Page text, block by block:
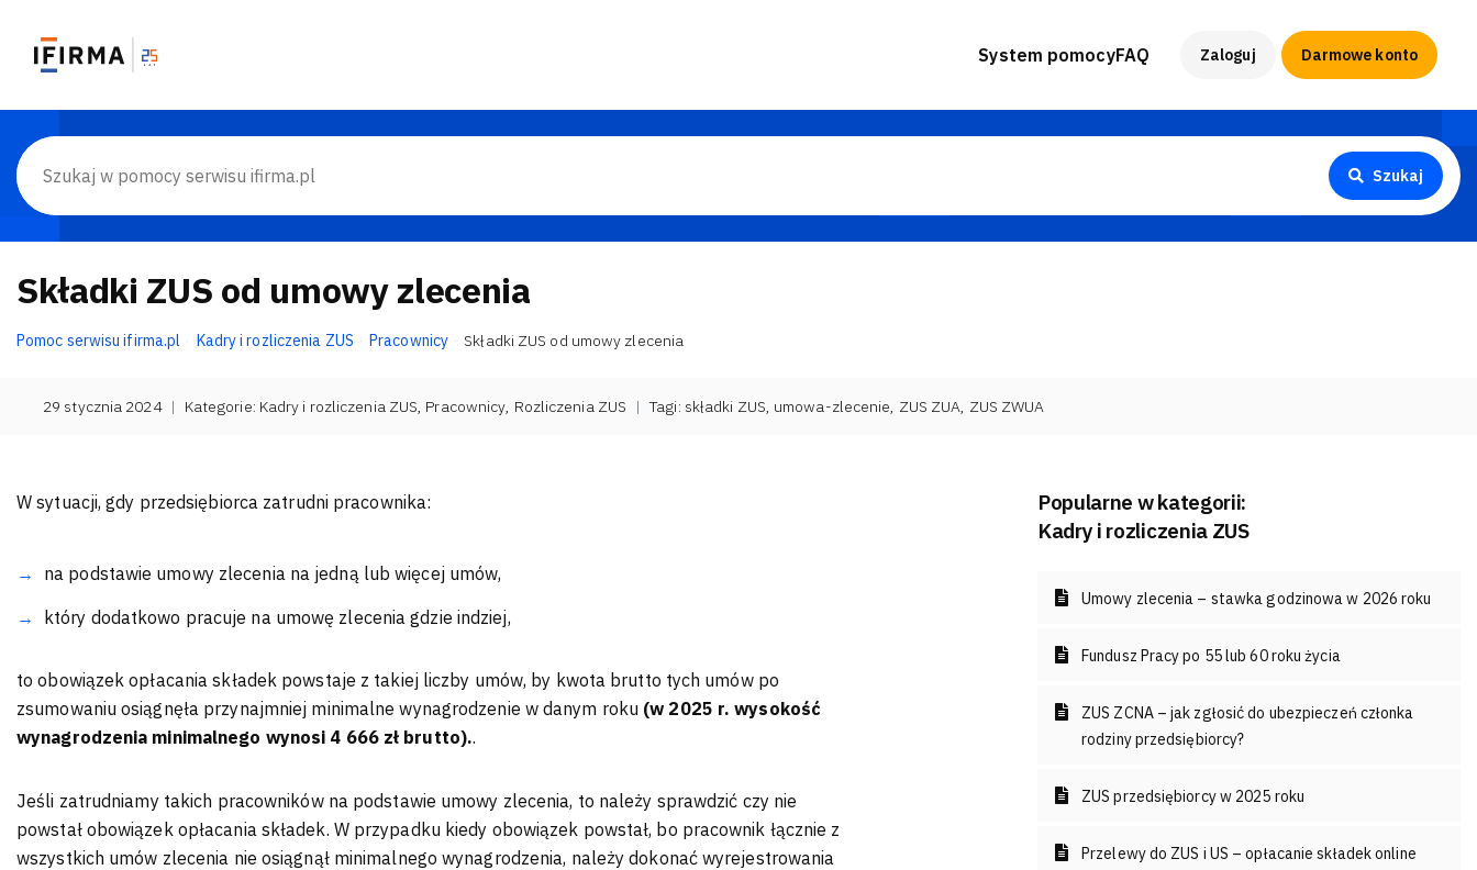
System pomocyFAQ Zaloguj Darmowe konto
Szukaj
Składki ZUS od umowy zlecenia
Pomoc serwisu ifirma.pl Kadry i rozliczenia ZUS Pracownicy Składki ZUS od umowy zlecenia
29 stycznia 2024 | Kategorie: Kadry i rozliczenia ZUS, Pracownicy, Rozliczenia ZUS | Tagi: składki ZUS, umowa-zlecenie, ZUS ZUA, ZUS ZWUA
W sytuacji, gdy przedsiębiorca zatrudni pracownika:
na podstawie umowy zlecenia na jedną lub więcej umów,
który dodatkowo pracuje na umowę zlecenia gdzie indziej,
to obowiązek opłacania składek powstaje z takiej liczby umów, by kwota brutto tych umów po
zsumowaniu osiągnęła przynajmniej minimalne wynagrodzenie w danym roku (w 2025 r. wysokość
wynagrodzenia minimalnego wynosi 4 666 zł brutto)..
Jeśli zatrudniamy takich pracowników na podstawie umowy zlecenia, to należy sprawdzić czy nie
powstał obowiązek opłacania składek. W przypadku kiedy obowiązek powstał, bo pracownik łącznie z
wszystkich umów zlecenia nie osiągnął minimalnego wynagrodzenia, należy dokonać wyrejestrowania
Popularne w kategorii:
Kadry i rozliczenia ZUS
Umowy zlecenia – stawka godzinowa w 2026 roku
Fundusz Pracy po 55 lub 60 roku życia
ZUS ZCNA – jak zgłosić do ubezpieczeń członka
rodziny przedsiębiorcy?
ZUS przedsiębiorcy w 2025 roku
Przelewy do ZUS i US – opłacanie składek online